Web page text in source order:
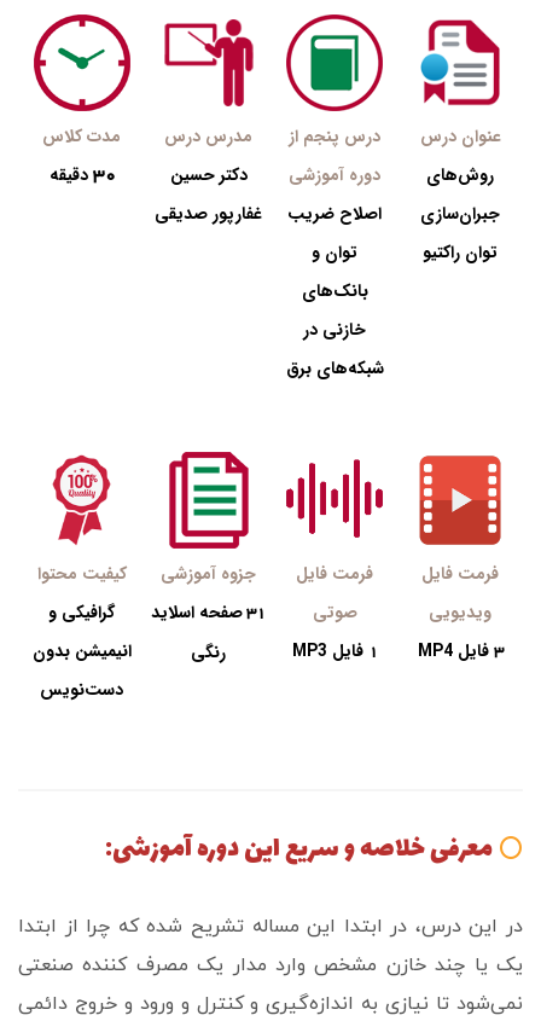
عنوان درس
روش‌های
جبران‌سازی
توان راکتیو
درس پنجم از
دوره آموزشی
اصلاح ضریب
توان و
بانک‌های
خازنی در
شبکه‌های برق
مدرس درس
دکتر حسین
غفارپور صدیقی
مدت کلاس
30دقیقه
فرمت فایل
ویدیویی
3فایل MP4
فرمت فایل
صوتی
1 فایل MP3
جزوه آموزشی
31صفحه اسلاید
رنگی
کیفیت محتوا
گرافیکی و
انیمیشن بدون
دست‌نویس
⭕️ معرفی خلاصه و سریع این دوره آموزشی:
در این درس، در ابتدا این مساله تشریح شده که چرا از ابتدا
یک یا چند خازن مشخص وارد مدار یک مصرف کننده صنعتی
نمی‌شود تا نیازی به اندازه‌گیری و کنترل و ورود و خروج دائمی